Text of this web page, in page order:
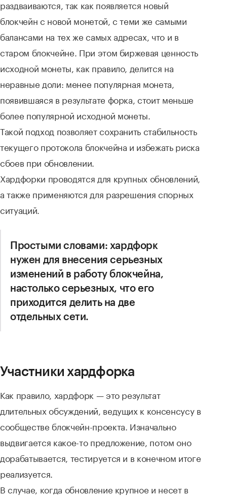
раздваиваются, так как появляется новый
блокчейн с новой монетой, с теми же самыми
балансами на тех же самых адресах, что и в
старом блокчейне. При этом биржевая ценность
исходной монеты, как правило, делится на
неравные доли: менее популярная монета,
появившаяся в результате форка, стоит меньше
более популярной исходной монеты.
Такой подход позволяет сохранить стабильность
текущего протокола блокчейна и избежать риска
сбоев при обновлении.
Хардфорки проводятся для крупных обновлений,
а также применяются для разрешения спорных
ситуаций.
Простыми словами: хардфорк
нужен для внесения серьезных
изменений в работу блокчейна,
настолько серьезных, что его
приходится делить на две
отдельных сети.
Участники хардфорка
Как правило, хардфорк — это результат
длительных обсуждений, ведущих к консенсусу в
сообществе блокчейн-проекта. Изначально
выдвигается какое-то предложение, потом оно
дорабатывается, тестируется и в конечном итоге
реализуется.
В случае, когда обновление крупное и несет в